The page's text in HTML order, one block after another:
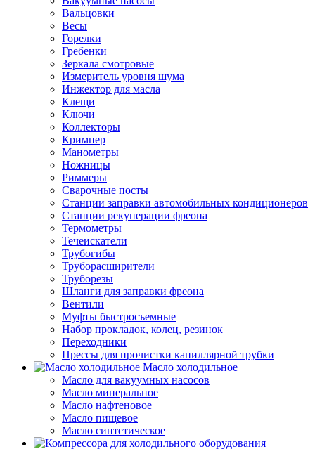
Вальцовки
Весы
Горелки
Гребенки
Зеркала смотровые
Измеритель уровня шума
Инжектор для масла
Клещи
Ключи
Коллекторы
Кримпер
Манометры
Ножницы
Риммеры
Сварочные посты
Станции заправки автомобильных кондиционеров
Станции рекуперации фреона
Термометры
Течеискатели
Трубогибы
Труборасширители
Труборезы
Шланги для заправки фреона
Вентили
Муфты быстросъемные
Набор прокладок, колец, резинок
Переходники
Прессы для прочистки капиллярной трубки
Масло холодильное
Масло для вакуумных насосов
Масло минеральное
Масло нафтеновое
Масло пищевое
Масло синтетическое